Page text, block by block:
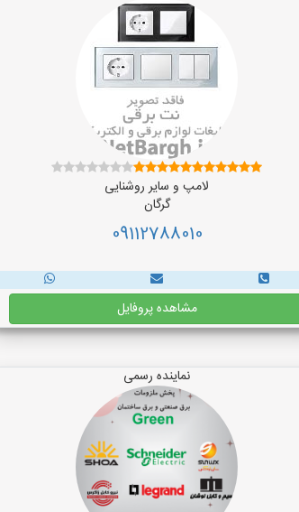
لامپ و سایر روشنایی
گرگان
09112788010
مشاهده پروفایل
نماینده رسمی